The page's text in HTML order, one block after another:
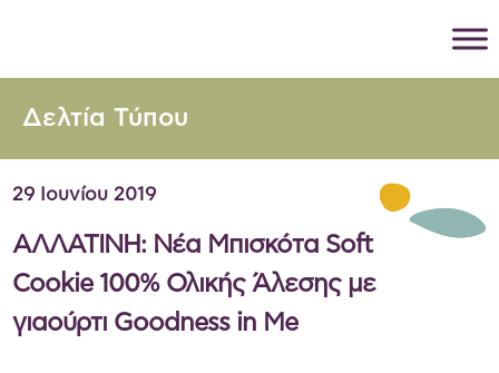
Δελτία Τύπου
29 Ιουνίου 2019
ΑΛΛΑΤΙΝΗ: Νέα Μπισκότα Soft
Cookie 100% Ολικής Άλεσης με
γιαούρτι Goodness in Me